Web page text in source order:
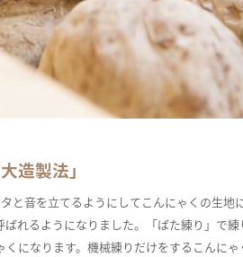
造製法」
と音を立てるようにしてこんにゃくの生
れるようになりました。「ばた練り」で
になります。機械練りだけをするこんに